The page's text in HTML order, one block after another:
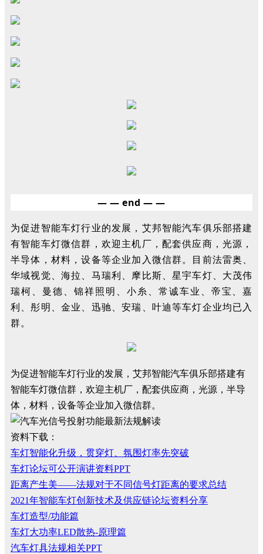
— — end — —
为促进智能车灯行业的发展，艾邦智能汽车俱乐部搭建
有智能车灯微信群，欢迎主机厂，配套供应商，光源，
半导体，材料，设备等企业加入微信群。目前法雷奥、
华域视觉、海拉、马瑞利、摩比斯、星宇车灯、大茂伟
瑞柯、曼德、锦祥照明、小糸、常诚车业、帝宝、嘉
利、彤明、金业、迅驰、安瑞、叶迪等车灯企业均已入
群。
为促进智能车灯行业的发展，艾邦智能汽车俱乐部搭建有
智能车灯微信群，欢迎主机厂，配套供应商，光源，半导
体，材料，设备等企业加入微信群。
资料下载：
车灯智能化升级，贯穿灯、氛围灯率先突破
车灯论坛可公开演讲资料PPT
距离产生美——法规对于不同信号灯距离的要求总结
2021年智能车灯创新技术及供应链论坛资料分享
车灯造型/功能篇
车灯大功率LED散热-原理篇
汽车灯具法规相关PPT